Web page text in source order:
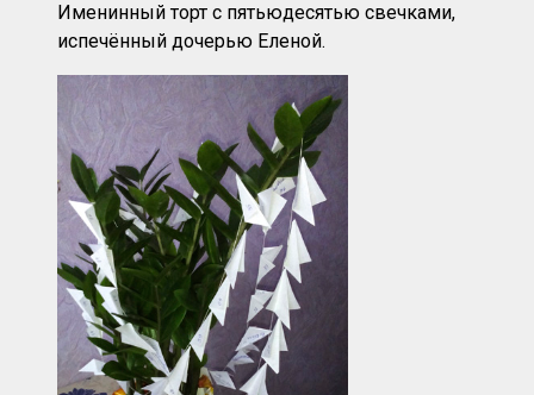
Именинный торт с пятьюдесятью свечками,
испечённый дочерью Еленой.